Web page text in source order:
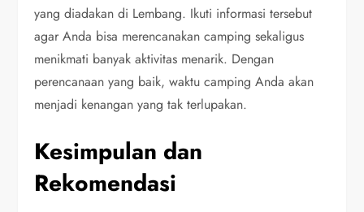
yang diadakan di Lembang. Ikuti informasi tersebut
agar Anda bisa merencanakan camping sekaligus
menikmati banyak aktivitas menarik. Dengan
perencanaan yang baik, waktu camping Anda akan
menjadi kenangan yang tak terlupakan.
Kesimpulan dan
Rekomendasi